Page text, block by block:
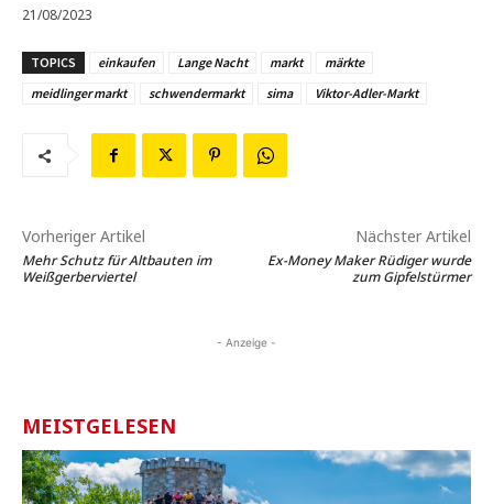
21/08/2023
TOPICS einkaufen Lange Nacht markt
märkte
meidlinger markt
schwendermarkt sima Viktor-Adler-Markt
Vorheriger Artikel
Mehr Schutz für Altbauten im
Weißgerberviertel
Nächster Artikel
Ex-Money Maker Rüdiger wurde
zum Gipfelstürmer
- Anzeige -
MEISTGELESEN